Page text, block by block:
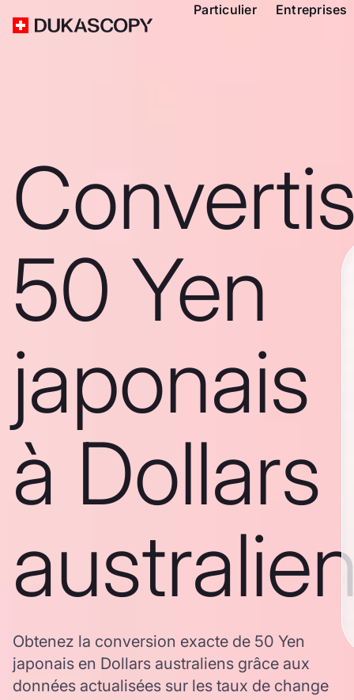
Particulier Entreprises
50 Yen
japonais
à Dollars
Obtenez la conversion exacte de 50 Yen
japonais en Dollars australiens grâce aux
données actualisées sur les taux de change